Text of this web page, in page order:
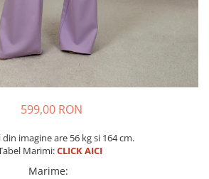
599,00 RON
imagine are 56 kg si 164 cm.
Marimi:CLICK AICI
Marime: